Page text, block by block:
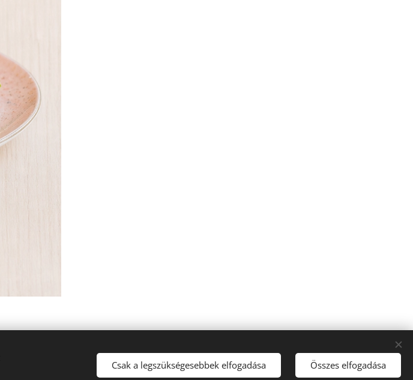
Csak a legszükségesebbek elfogadása Összes elfogadása